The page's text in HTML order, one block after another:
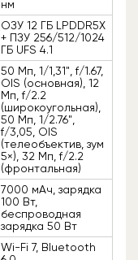
нм
ОЗУ 12 ГБ LPDDR5X
+ ПЗУ 256/512/1024
ГБ UFS 4.1
50 Мп, 1/1,31", f/1.67,
OIS (основная), 12
Мп, f/2.2
(широкоугольная),
50 Мп, 1/2.76",
f/3,05, OIS
(телеобъектив, зум
5×), 32 Мп, f/2.2
(фронтальная)
7000 мАч, зарядка
100 Вт,
беспроводная
зарядка 50 Вт
Wi-Fi 7, Bluetooth